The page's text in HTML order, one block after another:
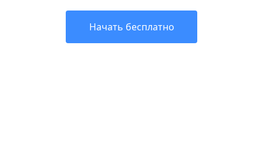
Начать бесплатно